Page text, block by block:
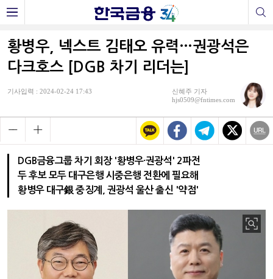
황병우, 넥스트 김태오 유력…권광석은
다크호스 [DGB 차기 리더는]
기사입력 : 2024-02-24 17:43
신혜주 기자
hjs0509@fntimes.com
DGB금융그룹 차기 회장 '황병우·권광석' 2파전
두 후보 모두 대구은행 시중은행 전환에 필요해
황병우 대구銀 중징계, 권광석 울산 출신 '약점'